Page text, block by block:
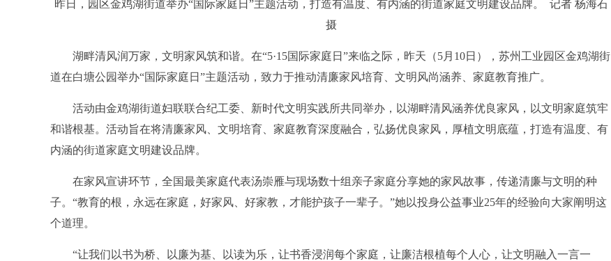
昨日，园区金鸡湖街道举办“国际家庭日”主题活动，打造有温度、有内涵的街道家庭文明建设品牌。 记者 杨海石
摄
湖畔清风润万家，文明家风筑和谐。在“5·15国际家庭日”来临之际，昨天（5月10日），苏州工业园区金鸡湖街
道在白塘公园举办“国际家庭日”主题活动，致力于推动清廉家风培育、文明风尚涵养、家庭教育推广。
活动由金鸡湖街道妇联联合纪工委、新时代文明实践所共同举办，以湖畔清风涵养优良家风，以文明家庭筑牢
和谐根基。活动旨在将清廉家风、文明培育、家庭教育深度融合，弘扬优良家风，厚植文明底蕴，打造有温度、有
内涵的街道家庭文明建设品牌。
在家风宣讲环节，全国最美家庭代表汤崇雁与现场数十组亲子家庭分享她的家风故事，传递清廉与文明的种
子。“教育的根，永远在家庭，好家风、好家教，才能护孩子一辈子。”她以投身公益事业25年的经验向大家阐明这
个道理。
“让我们以书为桥、以廉为基、以读为乐，让书香浸润每个家庭，让廉洁根植每个人心，让文明融入一言一